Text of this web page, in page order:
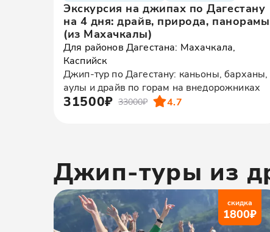
Экскурсия на джипах по Дагестану
на 4 дня: драйв, природа, панорамы
(из Махачкалы)
Для районов Дагестана: Махачкала,
Каспийск
Джип-тур по Дагестану: каньоны, барханы,
аулы и драйв по горам на внедорожниках
31500₽ 33000₽ 4.7
Джип-туры из
скидка
1800₽